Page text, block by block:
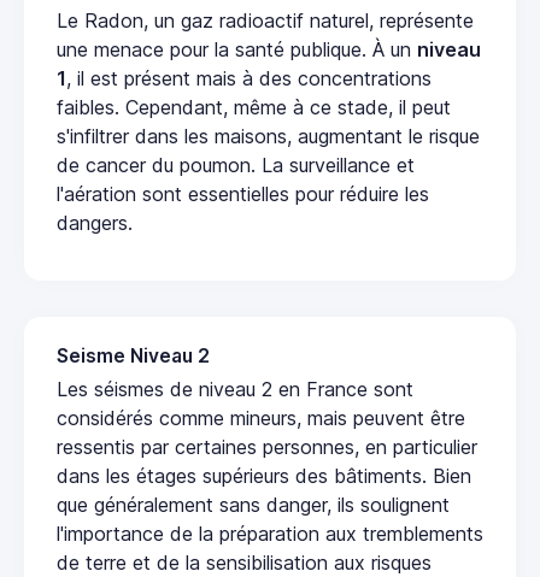
Le Radon, un gaz radioactif naturel, représente
une menace pour la santé publique. À un niveau
1, il est présent mais à des concentrations
faibles. Cependant, même à ce stade, il peut
s'infiltrer dans les maisons, augmentant le risque
de cancer du poumon. La surveillance et
l'aération sont essentielles pour réduire les
dangers.
Seisme Niveau 2
Les séismes de niveau 2 en France sont
considérés comme mineurs, mais peuvent être
ressentis par certaines personnes, en particulier
dans les étages supérieurs des bâtiments. Bien
que généralement sans danger, ils soulignent
l'importance de la préparation aux tremblements
de terre et de la sensibilisation aux risques